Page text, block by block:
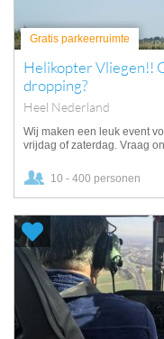
Gratis parkeerruimte
Helikopter Vliegen!!
dropping?
Heel Nederland
Wij maken een leuk event
vrijdag of zaterdag. Vraag
10 - 400 personen